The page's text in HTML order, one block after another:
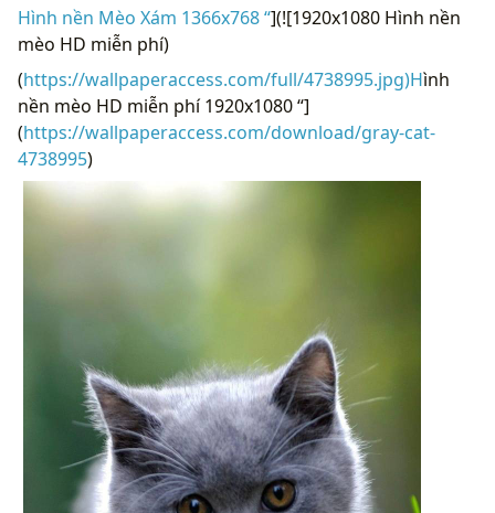
Hình nền Mèo Xám 1366x768 “](![1920x1080 Hình nền
mèo HD miễn phí)
(https://wallpaperaccess.com/full/4738995.jpg)Hình
nền mèo HD miễn phí 1920x1080 “]
(https://wallpaperaccess.com/download/gray-cat-
4738995)